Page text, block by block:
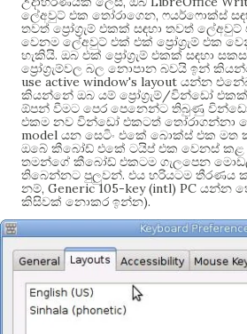
ලේඅවුට් එක තෝරාගෙන, ෆයර්ෆොක්ස්
තවත් ප්‍රෝග්‍රැම් එකක් සඳහා තවත්
වෙනම ලේඅවුට් එක් එක් ප්‍රෝග්‍රැම් එක
හැකියි. ඔබ එක් ප්‍රෝග්‍රැම් එකක් සඳහා
ප්‍රෝග්‍රැම්වල බල නොපාන බවයි ඉන්
use active window's layout යන්න
කියන්නේ ඔබ යම් ප්‍රෝග්‍රැම්/වින්ඩෝ එකක්
ඕපන් වීමට පෙර පෙනෙන්ට තිබුණු
එකම නව වින්ඩෝ එකටත් තෝරාගන්නා
model යන සෙටිං එකේ බොක්ස් එක මත
ඔබේ කීබෝඩ් එකේ ටයිප් එක වෙනස් කළ
තමන්ගේ කීබෝඩ් එකටම ගැලපෙන
තිබෙන්නට පුලුවන්. එය හරියටම තීරණය
නම්, Generic 105-key (intl) PC යන්න
කිසිවක් නොකර ඉන්න).